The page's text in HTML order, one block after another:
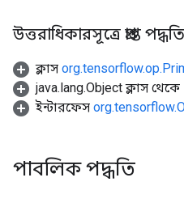
উত্তরাধিকারসূত্রে প্রাপ্ত পদ্ধতি
ক্লাস
java.lang.Object ক্লাস থেকে
ইন্টারফেস
পাবলিক পদ্ধতি